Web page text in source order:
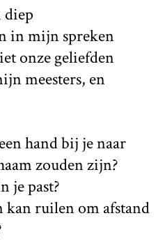
diep
in mijn spreken
onze geliefden
meesters​​, en
hand bij je naar
zouden zijn?
je past?
kan ruilen om afstand